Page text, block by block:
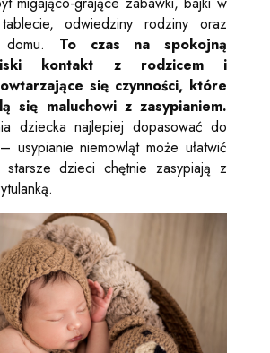
odwiedziny rodziny oraz
To czas na spokojną
kontakt z rodzicem i
się czynności, które
się maluchowi z zasypianiem.
dziecka najlepiej dopasować do
usypianie niemowląt może ułatwić
dzieci chętnie zasypiają z